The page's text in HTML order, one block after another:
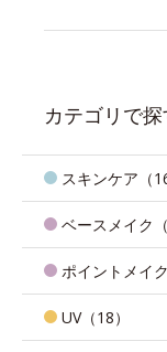
カテゴリで探
スキンケア（
ベースメイク（
ポイントメイク
UV（18）